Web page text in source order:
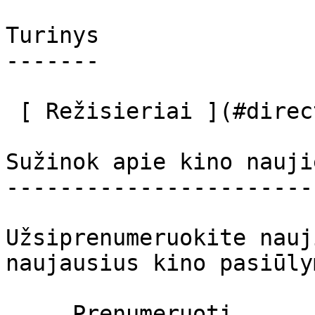
Turinys
-------
Sužinok apie kino
Užsiprenumeruokite
naujausius kino